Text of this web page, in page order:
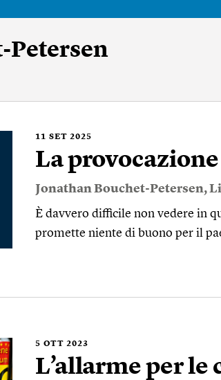
Petersen
11 SET 2025
La
Jonathan Bouchet-Petersen,
È davvero difficile non vedere in
promette niente di buono per il
5 OTT 2023
L’allarme per